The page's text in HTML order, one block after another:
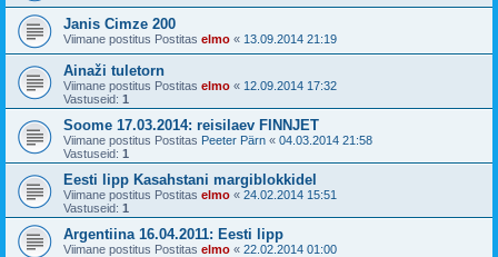
Janis Cimze 200
Viimane postitus Postitas elmo « 13.09.2014 21:19
Ainaži tuletorn
Viimane postitus Postitas elmo « 12.09.2014 17:32
Vastuseid: 1
Soome 17.03.2014: reisilaev FINNJET
Viimane postitus Postitas Peeter Pärn « 04.03.2014 21:58
Vastuseid: 1
Eesti lipp Kasahstani margiblokkidel
Viimane postitus Postitas elmo « 24.02.2014 15:51
Vastuseid: 1
Argentiina 16.04.2011: Eesti lipp
Viimane postitus Postitas elmo « 22.02.2014 01:00